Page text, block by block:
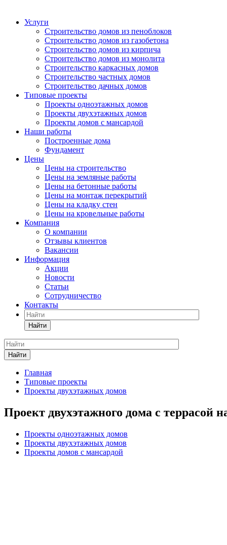
Услуги
Строительство домов из пеноблоков
Строительство домов из газобетона
Строительство домов из кирпича
Строительство домов из монолита
Строительство каркасных домов
Строительство частных домов
Строительство дачных домов
Типовые проекты
Проекты одноэтажных домов
Проекты двухэтажных домов
Проекты домов с мансардой
Наши работы
Построенные дома
Фундамент
Цены
Цены на строительство
Цены на земляные работы
Цены на бетонные работы
Цены на монтаж перекрытий
Цены на кладку стен
Цены на кровельные работы
Компания
О компании
Отзывы клиентов
Вакансии
Информация
Акции
Новости
Статьи
Сотрудничество
Контакты
Найти
Найти
Главная
Типовые проекты
Проекты двухэтажных домов
Проект двухэтажного дома с террасой
Проекты одноэтажных домов
Проекты двухэтажных домов
Проекты домов с мансардой